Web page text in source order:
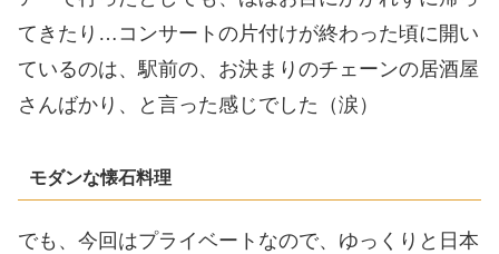
てきたり…コンサートの片付けが終わった頃に開い
ているのは、駅前の、お決まりのチェーンの居酒屋
さんばかり、と言った感じでした（涙）
モダンな懐石料理
でも、今回はプライベートなので、ゆっくりと日本